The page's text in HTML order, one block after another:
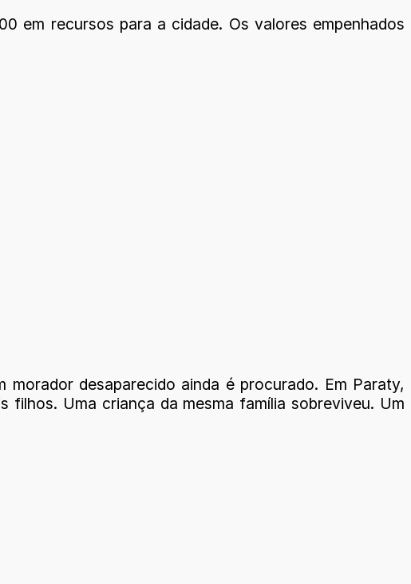
em recursos para a cidade. Os valores empenhados
desaparecido ainda é procurado. Em Paraty,
filhos. Uma criança da mesma família sobreviveu. Um